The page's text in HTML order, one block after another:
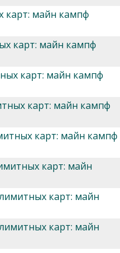
карт: майн кампф
карт: майн кампф
карт: майн кампф
карт: майн кампф
карт: майн кампф
карт: майн
карт: майн
карт: майн